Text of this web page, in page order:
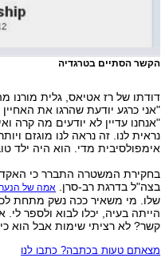
הקשר הסתיים בטרגדיה
דודתו של רז אטיאס, גלית מורנו
"אני כרגע יודעת שהרגו את
"אנחנו עדיין לא יודעים מה קרה
נראית לנו. זה נראה לנו מוגזם
אימפולסיבית מדי. הוא היה ילד
בחקירת המשטרה התברר כי
בצה"ל בדרגת רב-סרן. אמה של
שלו. מי משאיר ככה נשק מתחת
הייתה בעיה, יכלו לבוא ולספר
קשר? לא רציתי שימות אבל הוא
מצאתם טעות בכתבה? כתבו לנו